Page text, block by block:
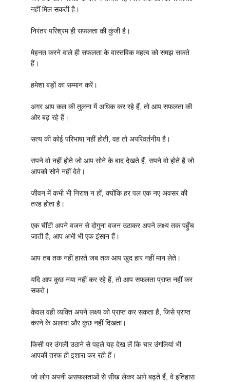
नहीं मिल सकती है।
निरंतर परिश्रम ही सफलता की कुंजी है।
मेहनत करने वाले ही सफलता के वास्तविक महत्व को समझ सकते
हैं।
हमेशा बड़ों का सम्मान करें।
अगर आप कल की तुलना में अधिक कर रहे हैं, तो आप सफलता की
ओर बढ़ रहे हैं।
सत्य की कोई परिभाषा नहीं होती, वह तो अपरिवर्तनीय है।
सपने वो नहीं होते जो आप सोने के बाद देखते हैं, सपने वो होते हैं जो
आपको सोने नहीं देते।
जीवन में कभी भी निराश न हों, क्योंकि हर पल एक नए अवसर की
तरह होता है।
एक चींटी अपने वजन से दोगुना वजन उठाकर अपने लक्ष्य तक पहुँच
जाती है, आप अभी भी एक इंसान हैं।
आप तब तक नहीं हारते जब तक आप खुद हार नहीं मान लेते।
यदि आप कुछ नया नहीं कर रहे हैं, तो आप सफलता प्राप्त नहीं कर
सकते।
केवल वही व्यक्ति अपने लक्ष्य को प्राप्त कर सकता है, जिसे प्राप्त
करने के अलावा और कुछ नहीं दिखता।
किसी पर उंगली उठाने से पहले यह देख लें कि चार उंगलियां भी
आपकी तरफ ही इशारा कर रही हैं।
जो लोग अपनी असफलताओं से सीख लेकर आगे बढ़ते हैं, वे इतिहास